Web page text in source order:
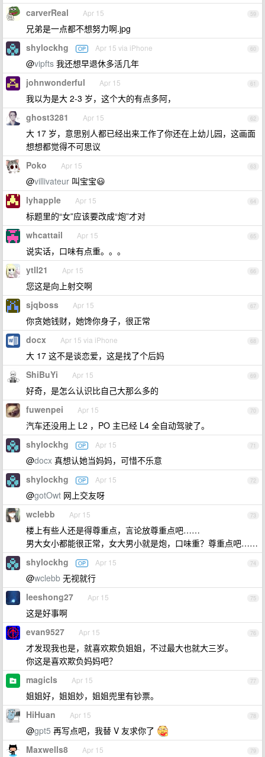
59
carverReal Apr 15
兄弟是一点都不想努力啊.jpg
60
shylockhg OP Apr 15 via iPhone
@vipfts 我还想早退休多活几年
61
johnwonderful Apr 15
我以为是大 2-3 岁，这个大的有点多阿，
62
ghost3281 Apr 15
大 17 岁，意思别人都已经出来工作了你还在上幼儿园，这画面
想想都觉得不可思议
63
Poko Apr 15
@villivateur 叫宝宝😃
64
lyhapple Apr 15
标题里的“女”应该要改成“炮”才对
65
whcattail Apr 15
说实话，口味有点重。。。
66
ytll21 Apr 15
您这是向上射交啊
67
sjqboss Apr 15
你贪她钱财，她馋你身子，很正常
68
docx Apr 15 via iPhone
大 17 这不是谈恋爱，这是找了个后妈
69
ShiBuYi Apr 15
好奇，是怎么认识比自己大那么多的
70
fuwenpei Apr 15
汽车还没用上 L2 ，PO 主已经 L4 全自动驾驶了。
71
shylockhg OP Apr 15
@docx 真想认她当妈妈，可惜不乐意
72
shylockhg OP Apr 15
@gotOwt 网上交友呀
73
wclebb Apr 15
楼上有些人还是得尊重点，言论放尊重点吧……
男大女小都能很正常，女大男小就是炮，口味重？尊重点吧……
74
shylockhg OP Apr 15
@wclebb 无视就行
75
leeshong27 Apr 15
这是好事啊
76
evan9527 Apr 15
才发现我也是，就喜欢欺负姐姐，不过最大也就大三岁。
你这是喜欢欺负妈妈吧？
77
magicls Apr 15
姐姐好，姐姐妙，姐姐兜里有钞票。
78
HiHuan Apr 15
@gpt5 再写点吧，我替 V 友求你了
79
Maxwells8 Apr 15